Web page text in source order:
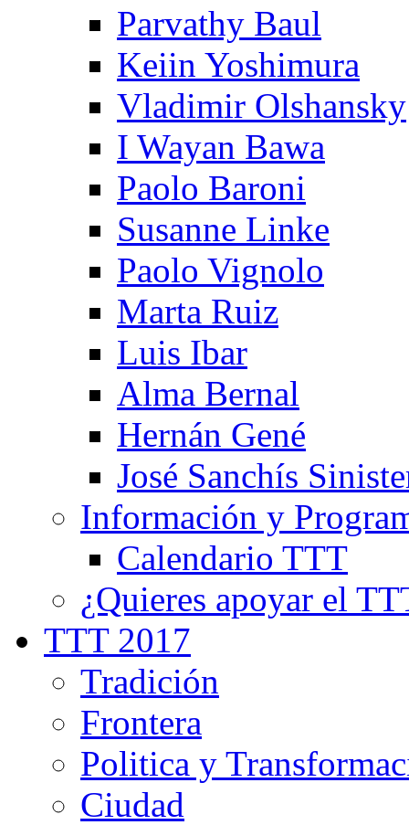
Parvathy Baul
Keiin Yoshimura
Vladimir Olshansky
I Wayan Bawa
Paolo Baroni
Susanne Linke
Paolo Vignolo
Marta Ruiz
Luis Ibar
Alma Bernal
Hernán Gené
José Sanchís
Información y
Calendario TTT
¿Quieres apoyar el
TTT 2017
Tradición
Frontera
Politica y
Ciudad